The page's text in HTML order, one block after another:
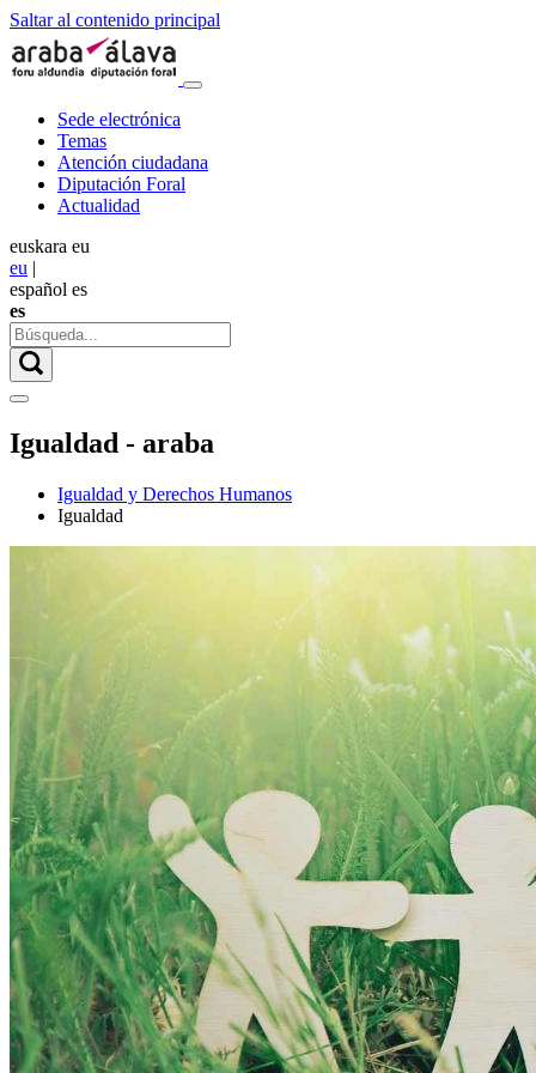
Saltar al contenido principal
Sede electrónica
Temas
Atención ciudadana
Diputación Foral
Actualidad
euskara eu
eu |
español es
es
Igualdad - araba
Igualdad y Derechos Humanos
Igualdad